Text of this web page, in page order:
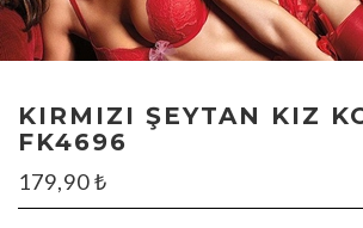
KIRMIZI ŞEYTAN KIZ
FK4696
179,90₺